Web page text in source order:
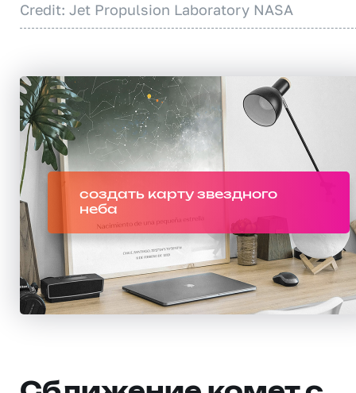
Credit: Jet Propulsion Laboratory NASA
создать карту звездного
неба